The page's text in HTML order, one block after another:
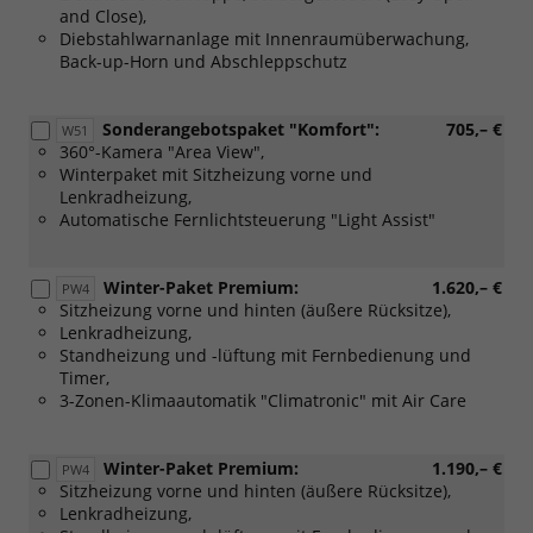
and Close),
Diebstahlwarnanlage mit Innenraumüberwachung,
Back-up-Horn und Abschleppschutz
W51 705,– €
Sonderangebotspaket "Komfort":
360°-Kamera "Area View",
Winterpaket mit Sitzheizung vorne und
Lenkradheizung,
Automatische Fernlichtsteuerung "Light Assist"
PW4 1.620,– €
Winter-Paket Premium:
Sitzheizung vorne und hinten (äußere Rücksitze),
Lenkradheizung,
Standheizung und -lüftung mit Fernbedienung und
Timer,
3-Zonen-Klimaautomatik "Climatronic" mit Air Care
PW4 1.190,– €
Winter-Paket Premium:
Sitzheizung vorne und hinten (äußere Rücksitze),
Lenkradheizung,